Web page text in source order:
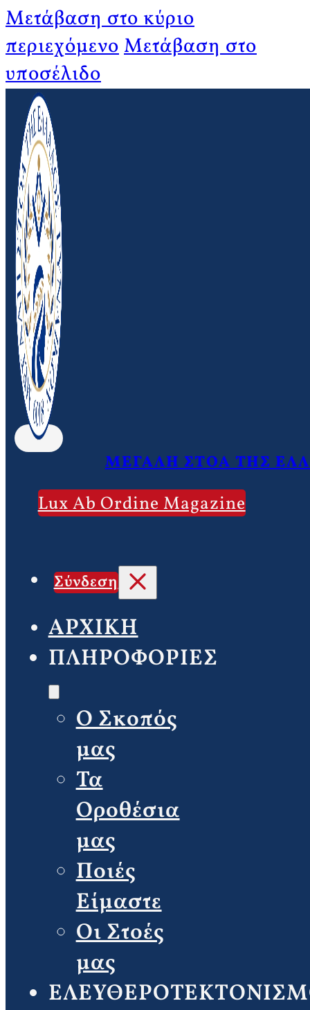
Μετάβαση στο κύριο
περιεχόμενοΜετάβαση στο
υποσέλιδο
ΜΕΓΑΛΗ ΣΤΟΑ ΤΗΣ
Lux Ab Ordine Magazine
Σύνδεση
ΑΡΧΙΚΗ
ΠΛΗΡΟΦΟΡΙΕΣ
Ο Σκοπός
μας
Τα
Οροθέσια
μας
Ποιές
Είμαστε
Οι Στοές
μας